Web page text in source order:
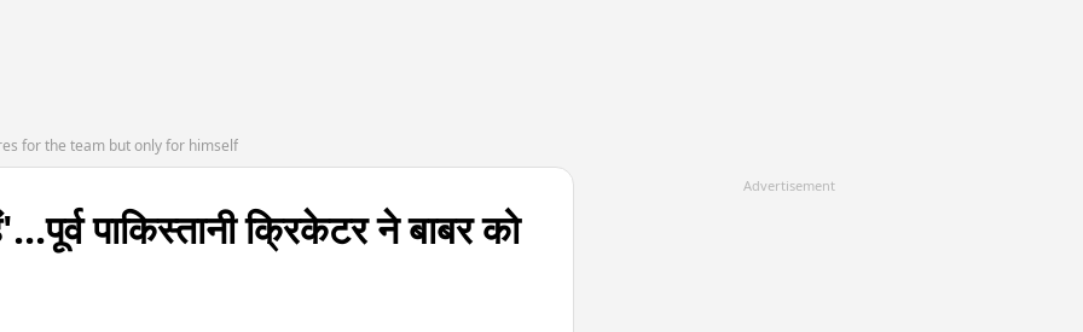
for the team but only for himself
पाकिस्तानी क्रिकेटर ने बाबर को
Advertisement